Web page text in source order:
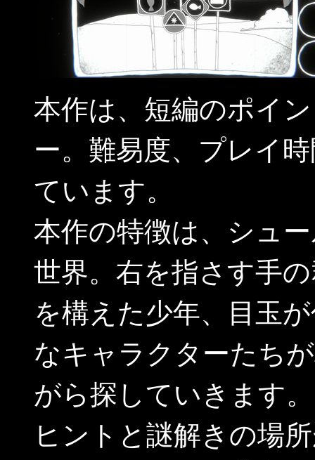
本作は、短編のポイ
ー。難易度、プレイ
ています。
本作の特徴は、シュ
世界。右を指さす手
を構えた少年、目玉
なキャラクターたち
がら探していきます。
ヒントと謎解きの場